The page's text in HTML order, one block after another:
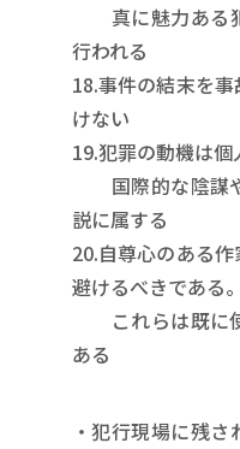
真に魅力ある
行われる
18.事件の結末を
けない
19.犯罪の動機は個
国際的な陰謀
説に属する
20.自尊心のある
避けるべきである。
これらは既に
ある
・犯行現場に残